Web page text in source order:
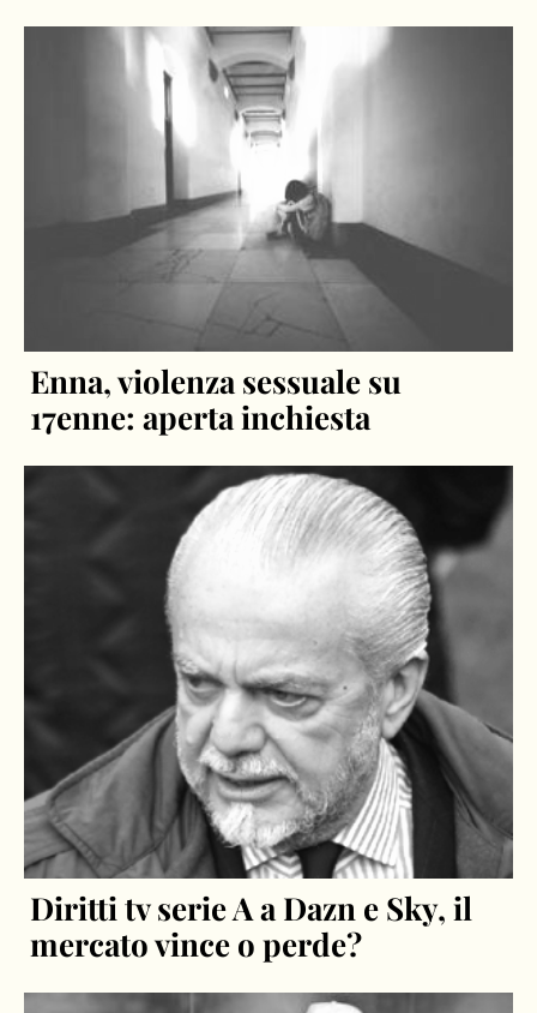
Enna, violenza sessuale su
17enne: aperta inchiesta
Diritti tv serie A a Dazn e Sky, il
mercato vince o perde?